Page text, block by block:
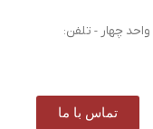
واحد چهار - تلفن:
تماس با ما